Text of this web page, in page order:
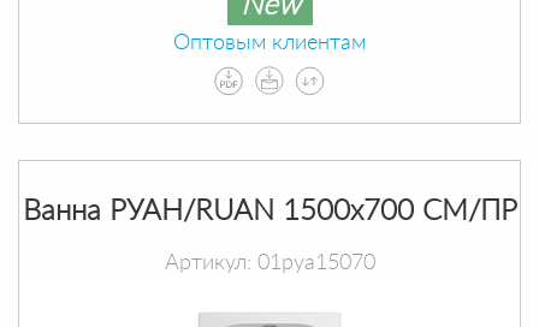
New
Оптовым клиентам
Ванна РУАН/RUAN 1500х700 СМ/ПР
Артикул: 01руа15070